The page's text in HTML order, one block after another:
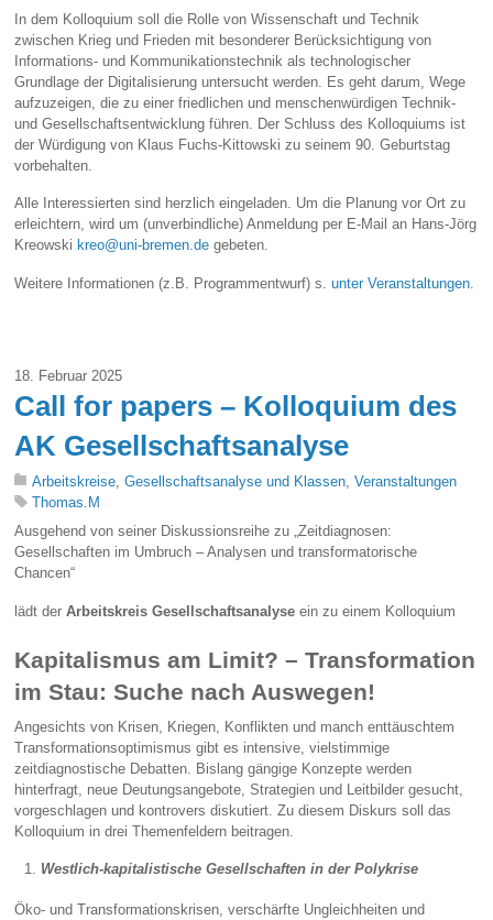
In dem Kolloquium soll die Rolle von Wissenschaft und Technik
zwischen Krieg und Frieden mit besonderer Berücksichtigung von
Informations- und Kommunikationstechnik als technologischer
Grundlage der Digitalisierung untersucht werden. Es geht darum, Wege
aufzuzeigen, die zu einer friedlichen und menschenwürdigen Technik-
und Gesellschaftsentwicklung führen. Der Schluss des Kolloquiums ist
der Würdigung von Klaus Fuchs-Kittowski zu seinem 90. Geburtstag
vorbehalten.
Alle Interessierten sind herzlich eingeladen. Um die Planung vor Ort zu
erleichtern, wird um (unverbindliche) Anmeldung per E-Mail an Hans-Jörg
Kreowski kreo@uni-bremen.de gebeten.
Weitere Informationen (z.B. Programmentwurf) s.unter Veranstaltungen
18. Februar 2025
Call for papers – Kolloquium des
AK Gesellschaftsanalyse
Arbeitskreise,Gesellschaftsanalyse und Klassen,Veranstaltungen
Thomas.M
Ausgehend von seiner Diskussionsreihe zu „Zeitdiagnosen:
Gesellschaften im Umbruch – Analysen und transformatorische
Chancen“
lädt derArbeitskreis Gesellschaftsanalyse ein zu einem Kolloquium
Kapitalismus am Limit? – Transformation
im Stau: Suche nach Auswegen!
Angesichts von Krisen, Kriegen, Konflikten und manch enttäuschtem
Transformationsoptimismus gibt es intensive, vielstimmige
zeitdiagnostische Debatten. Bislang gängige Konzepte werden
hinterfragt, neue Deutungsangebote, Strategien und Leitbilder gesucht,
vorgeschlagen und kontrovers diskutiert. Zu diesem Diskurs soll das
Kolloquium in drei Themenfeldern beitragen.
Westlich-kapitalistische Gesellschaften in der Polykrise
Öko- und Transformationskrisen, verschärfte Ungleichheiten und